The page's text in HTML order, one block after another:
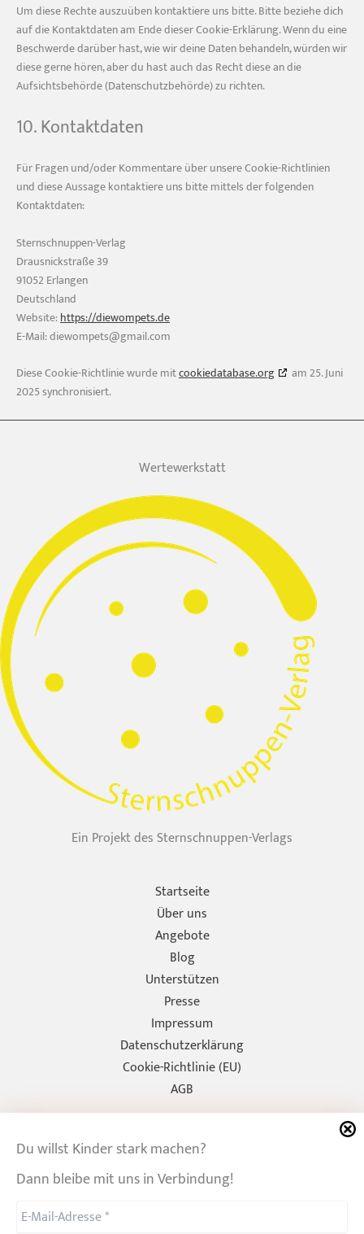
Um diese Rechte auszuüben kontaktiere uns bitte. Bitte beziehe dich
auf die Kontaktdaten am Ende dieser Cookie-Erklärung. Wenn du eine
Beschwerde darüber hast, wie wir deine Daten behandeln, würden wir
diese gerne hören, aber du hast auch das Recht diese an die
Aufsichtsbehörde (Datenschutzbehörde) zu richten.
10. Kontaktdaten
Für Fragen und/oder Kommentare über unsere Cookie-Richtlinien
und diese Aussage kontaktiere uns bitte mittels der folgenden
Kontaktdaten:
Sternschnuppen-Verlag
Drausnickstraße 39
91052 Erlangen
Deutschland
Website:https://diewompets.de
E-Mail:diewompets@gmail.com
Diese Cookie-Richtlinie wurde mitcookiedatabase.org
am 25. Juni
2025 synchronisiert.
Du willst Kinder stark machen?
Dann bleibe mit uns in Verbindung!
Wertewerkstatt
Ein Projekt des Sternschnuppen-Verlags
Startseite
Über uns
Angebote
Blog
Unterstützen
Presse
Impressum
Datenschutzerklärung
Cookie-Richtlinie (EU)
AGB
info@diewompets.de
diewompets
Sofia Rust
Wertewerkstatt
Copyright © 2026 Wertewerkstatt | Powered by